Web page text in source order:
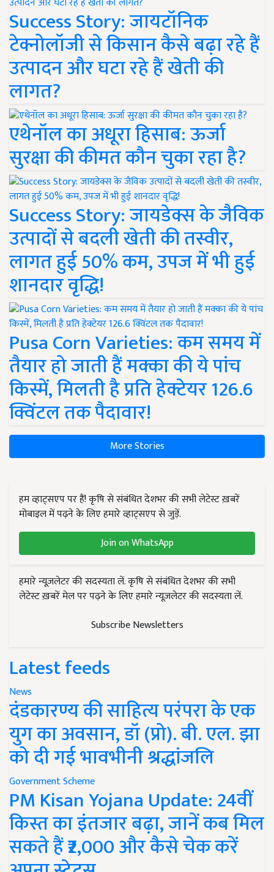
Success Story: जायटॉनिक
टेक्नोलॉजी से किसान कैसे बढ़ा रहे हैं
उत्पादन और घटा रहे हैं खेती की
लागत?
एथेनॉल का अधूरा हिसाब: ऊर्जा
सुरक्षा की कीमत कौन चुका रहा है?
Success Story: जायडेक्स के जैविक
उत्पादों से बदली खेती की तस्वीर,
लागत हुई 50% कम, उपज में भी हुई
शानदार वृद्धि!
Pusa Corn Varieties: कम समय में
तैयार हो जाती हैं मक्का की ये पांच
किस्में, मिलती है प्रति हेक्टेयर 126.6
क्विंटल तक पैदावार!
More Stories
हम व्हाट्सएप पर हैं! कृषि से संबंधित देशभर की सभी लेटेस्ट ख़बरें
मोबाइल में पढ़ने के लिए हमारे व्हाट्सएप से जुड़ें.
Join on WhatsApp
हमारे न्यूज़लेटर की सदस्यता लें. कृषि से संबंधित देशभर की सभी
लेटेस्ट ख़बरें मेल पर पढ़ने के लिए हमारे न्यूज़लेटर की सदस्यता लें.
Subscribe Newsletters
Latest feeds
News
दंडकारण्य की साहित्य परंपरा के एक
युग का अवसान, डॉ (प्रो). बी. एल. झा
को दी गई भावभीनी श्रद्धांजलि
Government Scheme
PM Kisan Yojana Update: 24वीं
किस्त का इंतजार बढ़ा, जानें कब मिल
सकते हैं ₹2,000 और कैसे चेक करें